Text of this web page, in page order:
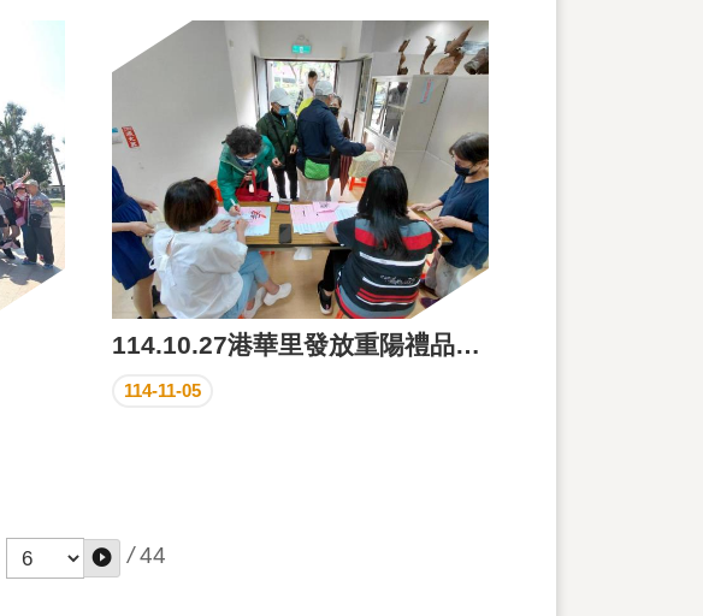
114.10.27港華里發放重陽禮品活動
114-11-05
/ 44